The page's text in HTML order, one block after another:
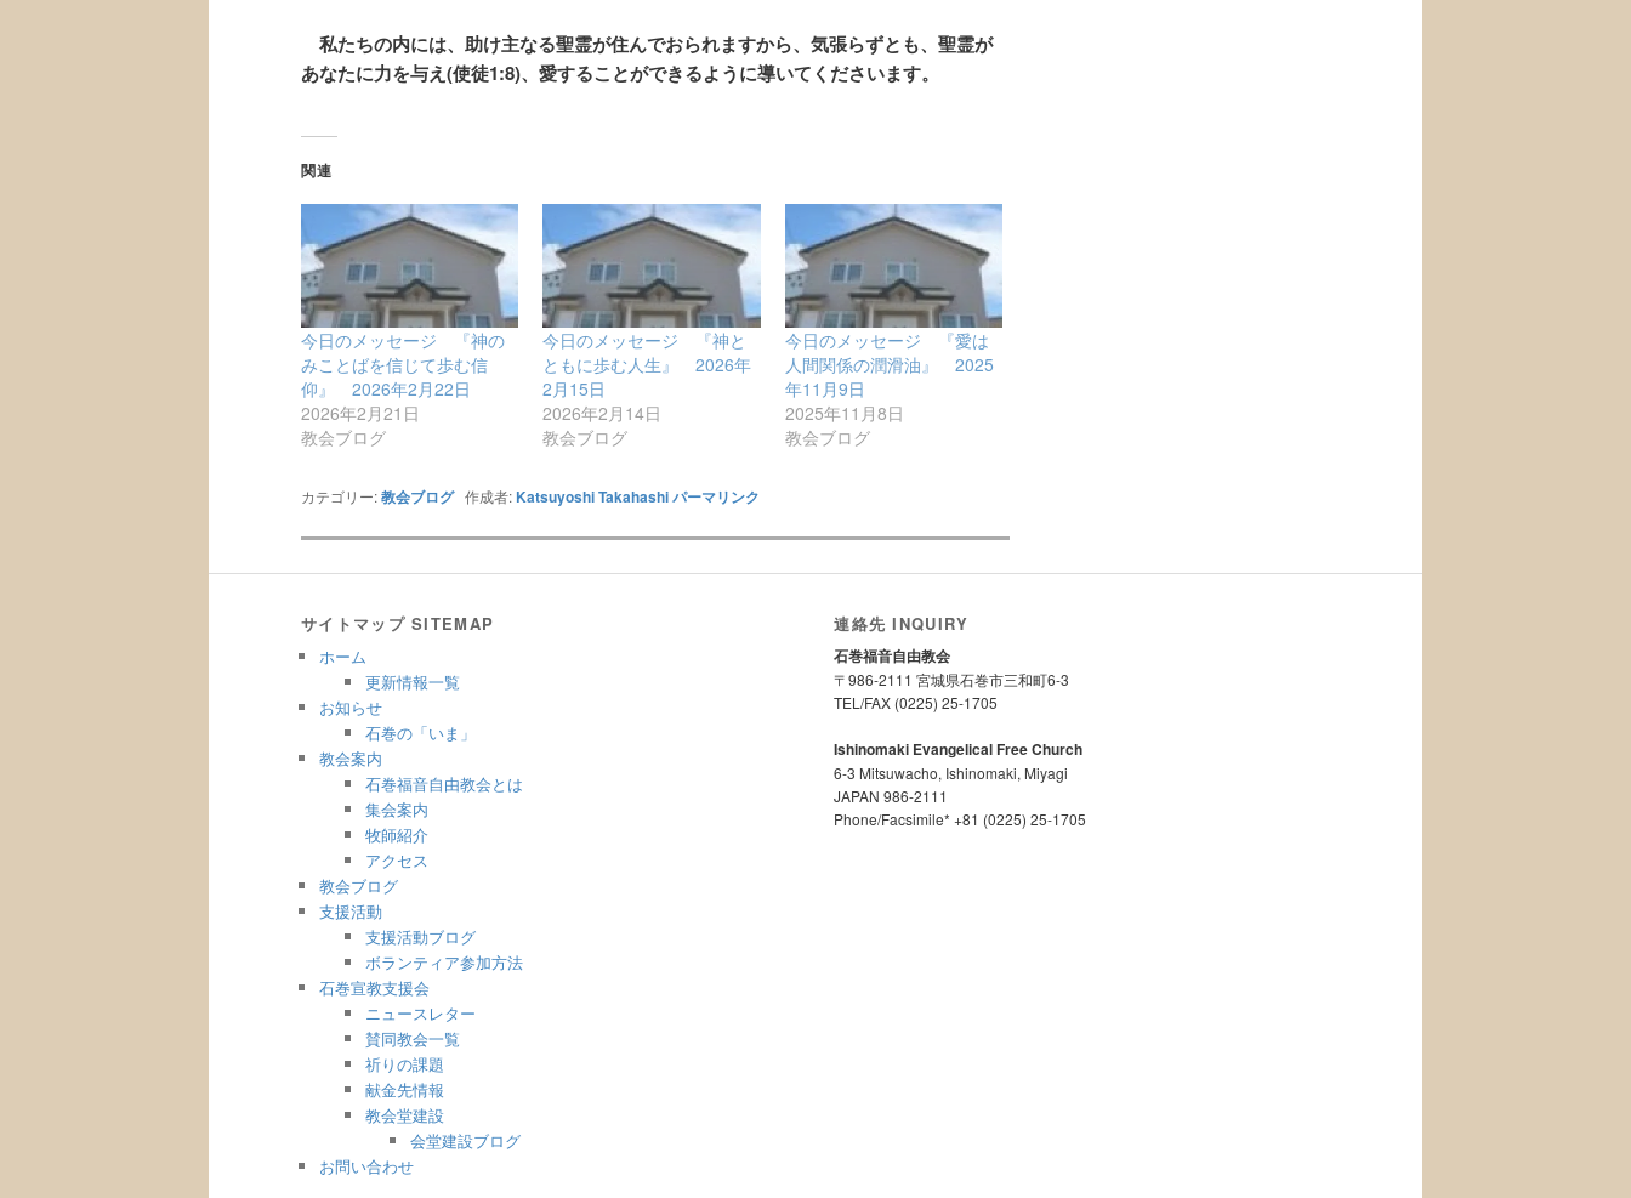
私たちの内には、助け主なる聖霊が住んでおられますから、気張らずとも、聖霊が
あなたに力を与え(使徒1:8)、愛することができるように導いてくださいます。
関連
今日のメッセージ 『神の
みことばを信じて歩む信
仰』 2026年2月22日
2026年2月21日
教会ブログ
今日のメッセージ 『神と
ともに歩む人生』 2026年
2月15日
2026年2月14日
教会ブログ
今日のメッセージ 『愛は
人間関係の潤滑油』 2025
年11月9日
2025年11月8日
教会ブログ
カテゴリー:教会ブログ作成者: Katsuyoshi Takahashiパーマリンク
サイトマップ SITEMAP
ホーム
更新情報一覧
お知らせ
石巻の「いま」
教会案内
石巻福音自由教会とは
集会案内
牧師紹介
アクセス
教会ブログ
支援活動
支援活動ブログ
ボランティア参加方法
石巻宣教支援会
ニュースレター
賛同教会一覧
祈りの課題
献金先情報
教会堂建設
会堂建設ブログ
お問い合わせ
連絡先 INQUIRY
石巻福音自由教会
〒986-2111 宮城県石巻市三和町6-3
TEL/FAX (0225) 25-1705
Ishinomaki Evangelical Free Church
6-3 Mitsuwacho, Ishinomaki, Miyagi
JAPAN 986-2111
Phone/Facsimile* +81 (0225) 25-1705